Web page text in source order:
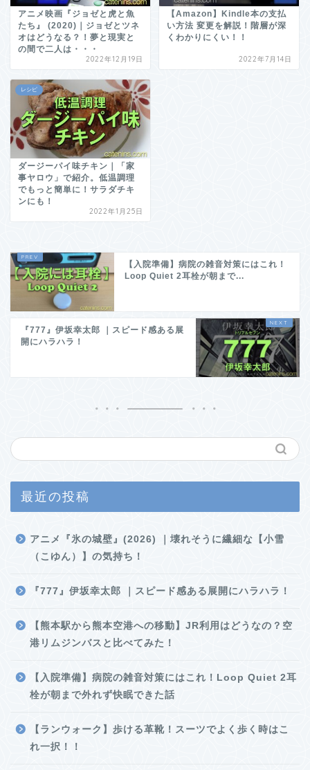
アニメ映画『ジョゼと虎と魚
たち』 (2020)｜ジョゼとツネ
オはどうなる？！夢と現実と
の間で二人は・・・
2022年12月19日
【Amazon】Kindle本の支払
い方法 変更を解説！階層が深
くわかりにくい！！
2022年7月14日
レシピ
ダージーパイ味チキン｜「家
事ヤロウ」で紹介。低温調理
でもっと簡単に！サラダチキ
ンにも！
2022年1月25日
【入院準備】病院の雑音対策にはこれ！
Loop Quiet 2耳栓が朝まで...
『777』伊坂幸太郎 ｜スピード感ある展
開にハラハラ！
最近の投稿
アニメ『氷の城壁』(2026) ｜壊れそうに繊細な【小雪
（こゆん）】の気持ち！
『777』伊坂幸太郎 ｜スピード感ある展開にハラハラ！
【熊本駅から熊本空港への移動】JR利用はどうなの？空
港リムジンバスと比べてみた！
【入院準備】病院の雑音対策にはこれ！Loop Quiet 2耳
栓が朝まで外れず快眠できた話
【ランウォーク】歩ける革靴！スーツでよく歩く時はこ
れ一択！！